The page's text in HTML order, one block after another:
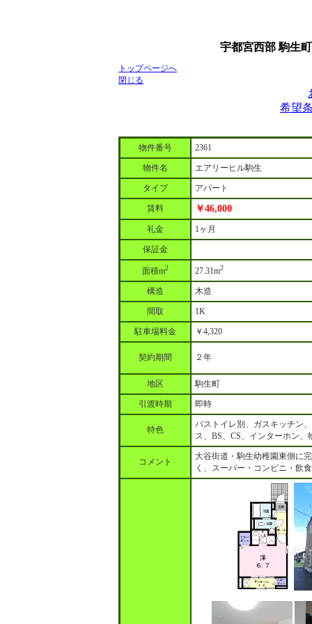
宇都宮西部 駒生
トップページへ
閉じる
希望
物件番号 2361
物件名 エアリーヒル駒生
タイプ アパート
賃料 ￥46,000
礼金 1ヶ月
保証金
面積m2 27.31m2
構造 木造
間取 1K
駐車場料金 ￥4,320
契約期間 ２年
地区 駒生町
引渡時期 即時
特色
バストイレ別、ガスキッチン
ス、BS、CS、インターホン
コメント
大谷街道・駒生幼稚園東側に
く、スーパー・コンビニ・飲